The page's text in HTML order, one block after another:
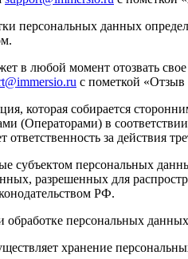
персональных данных
в любой момент отозвать
с пометкой «Отзыв
которая собирается
(Операторами) в
ответственность за действия
субъектом персональных
разрешенных для
РФ.
обработке персональных
хранение